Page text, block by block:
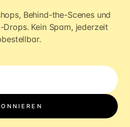
Behind-the-Scenes und
Kein Spam, jederzeit